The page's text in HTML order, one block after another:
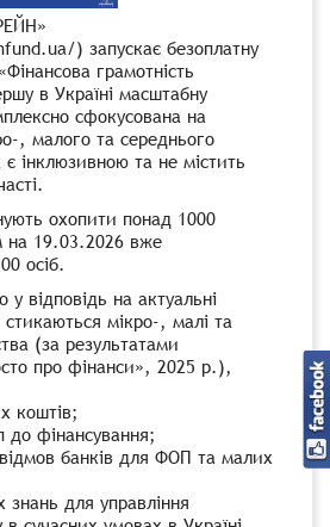
) запускає безоплатну
грамотність
в Україні масштабну
сфокусована на
, малого та середнього
інклюзивною та не містить
охопити понад 1000
на 19.03.2026 вже
осіб.
у відповідь на актуальні
мікро-, малі та
(за результатами
про фінанси», 2025 р.),
коштів;
до фінансування;
банків для ФОП та малих
знань для управління